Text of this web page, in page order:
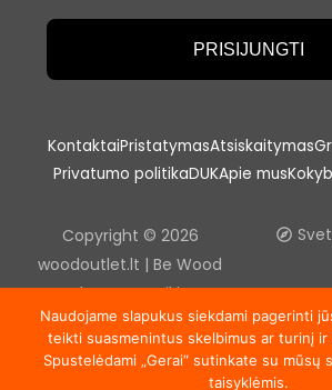
PRISIJUNGTI
KontaktaiPristatymasAtsiskaitymas
Privatumo politikaDUKApie mus
Copyright © 2026
woodoutlet.lt | Be Wood
outlet, UAB sutikimo
draudžiama kopijuoti ir platinti
svetainėje esančią
Naudojame slapukus siekdami pagerinti
teikti suasmenintus skelbimus ar turinį ir
Spustelėdami „Gerai“ sutinkate su mūsų
taisyklėmis.